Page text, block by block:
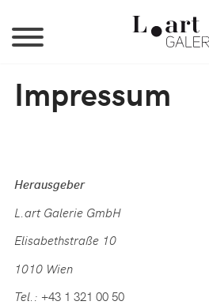
Impressum
Herausgeber
L.art Galerie GmbH
Elisabethstraße 10
1010 Wien
Tel.: +43 1 321 00 50